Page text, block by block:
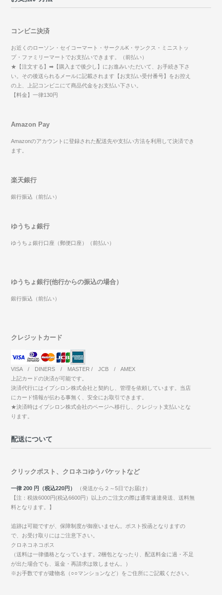
コンビニ決済
お近くのローソン・セイコーマート・サークルK・サンクス・ミニストッ
プ・ファミリーマートでお支払いできます。（前払い）
★【注文する】➡【購入まで後少し】にお進みいただいて、お手続き下さ
い。その後送られるメールに記載されます【お支払い受付番号】をお控え
の上、上記コンビニにて商品代金をお支払い下さい。
【料金】一律130円
Amazon Pay
Amazonのアカウントに登録された配送先や支払い方法を利用して決済でき
ます。
楽天銀行
銀行振込（前払い）
ゆうちょ銀行
ゆうちょ銀行口座（郵便口座）（前払い）
ゆうちょ銀行(他行からの振込の場合）
銀行振込（前払い）
クレジットカード
VISA / DINERS / MASTER / JCB / AMEX
上記カードの決済が可能です。
決済代行にはイプシロン株式会社と契約し、管理を依頼しています。当店
にカード情報が伝わる事無く、安全にお取引できます。
★決済時はイプシロン株式会社のページへ移行し、クレジット支払いとな
ります。
配送について
クリックポスト、クロネコゆうパケットなど
一律 200 円（税込220円）
（発送から２～5日でお届け）
【注：税抜6000円(税込6600円）以上のご注文の際は通常速達発送、送料無
料となります。】
追跡は可能ですが、保障制度が御座いません。ポスト投函となりますの
で、お受け取りにはご注意下さい。
クロネコネコポス
（送料は一律価格となっています。2梱包となったり、配送料金に過・不足
が出た場合でも、返金・再請求は致しません。）
※お手数ですが建物名（○○マンションなど）をご住所にご記載ください。